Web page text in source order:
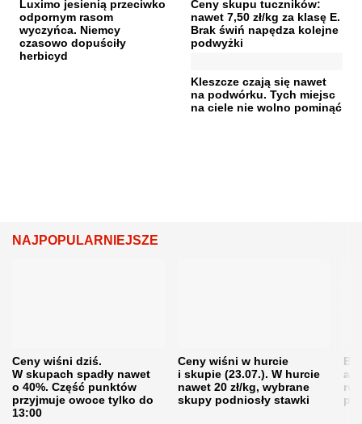
Luximo jesienią przeciwko
odpornym rasom
wyczyńca. Niemcy
czasowo dopuściły
herbicyd
Ceny skupu tuczników:
nawet 7,50 zł/kg za klasę E.
Brak świń napędza kolejne
podwyżki
Kleszcze czają się nawet
na podwórku. Tych miejsc
na ciele nie wolno pominąć
NAJPOPULARNIEJSZE
Ceny wiśni dziś.
W skupach spadły nawet
o 40%. Część punktów
przyjmuje owoce tylko do
13:00
Ceny wiśni w hurcie
i skupie (23.07.). W hurcie
nawet 20 zł/kg, wybrane
skupy podniosły stawki